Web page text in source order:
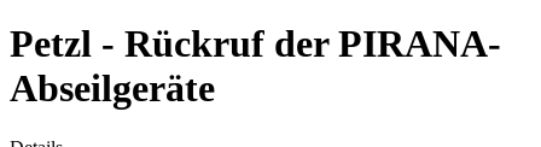
Petzl - Rückruf der PIRANA-
Abseilgeräte